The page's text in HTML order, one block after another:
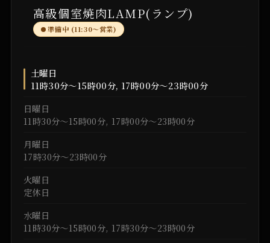
高級個室焼肉LAMP(ランプ)
準備中 (11:30〜営業)
土曜日
11時30分～15時00分, 17時00分～23時00分
日曜日
11時30分～15時00分, 17時00分～23時00分
月曜日
17時30分～23時00分
火曜日
定休日
水曜日
11時30分～15時00分, 17時30分～23時00分